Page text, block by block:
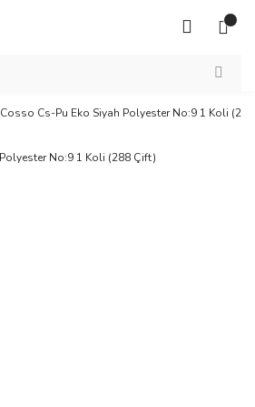
Cosso Cs-Pu Eko Siyah Polyester No:9 1 Koli